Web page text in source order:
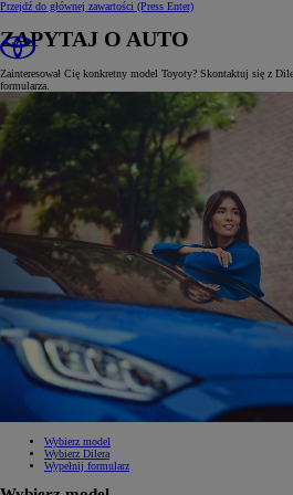
Przejdź do głównej zawartości (Press Enter)
ZAPYTAJ O AUTO
Zainteresował Cię konkretny model Toyoty? Skontaktuj się z
formularza.
Wybierz model
Wybierz Dilera
Wypełnij formularz